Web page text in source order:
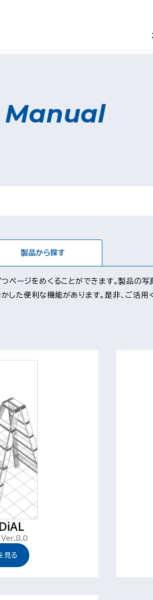
Manual
製品から探す
つページをめくることができます。製品の
した便利な機能があります。是非、ご活用
見る